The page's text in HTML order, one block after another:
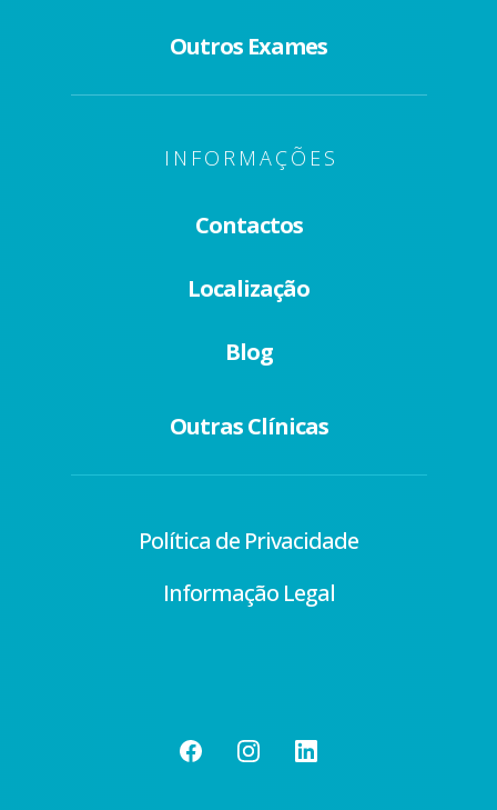
Outros Exames
INFORMAÇÕES
Contactos
Localização
Blog
Outras Clínicas
Política de Privacidade
Informação Legal